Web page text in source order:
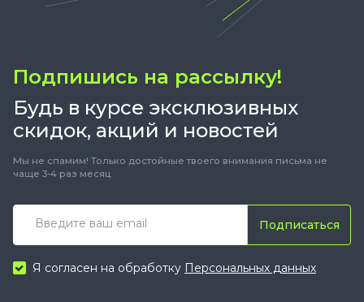
Подпишись на рассылку!
Будь в курсе эксклюзивных
скидок, акций и новостей
Мы не спамим! Только достойные твоего внимания письма не
чаще 3-4 раз месяц.
Подписаться
Я согласен на обработку Персональных данных